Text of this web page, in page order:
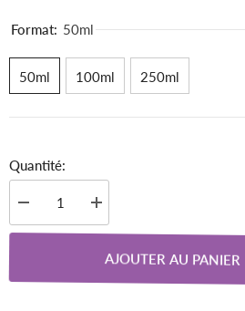
Format: 50ml
50ml 100ml 250ml
Quantité:
Diminuer
la
quantité
Augmenter
la
quantité
Souci
AJOUTER AU PANIER